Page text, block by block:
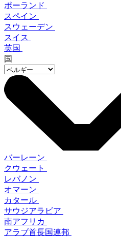
ポーランド
スペイン
スウェーデン
スイス
英国
国
バーレーン
クウェート
レバノン
オマーン
カタール
サウジアラビア
南アフリカ
アラブ首長国連邦